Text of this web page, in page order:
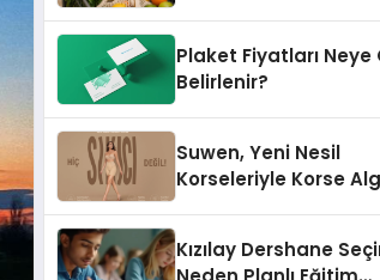
Plaket Fiyatları Neye
Belirlenir?
Suwen, Yeni Nesil
Korseleriyle Korse
Kızılay Dershane